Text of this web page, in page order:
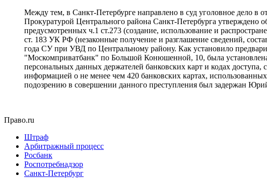
Между тем, в Санкт-Петербурге направлено в суд уголовное дело
Прокуратурой Центрального района Санкт-Петербурга
предусмотренных ч.1 ст.273 (создание, использование и
ст. 183 УК РФ (незаконные получение и разглашение сведений,
года СУ при УВД по Центральному району. Как установило
"Москомприватбанк" по Большой Конюшенной, 10, была
персональных данных держателей банковских карт и кодах
информацией о не менее чем 420 банковских картах,
подозрению в совершении данного преступления был задержан
Право.ru
Штраф
Арбитражный процесс
Росбанк
Роспотребнадзор
Санкт-Петербург